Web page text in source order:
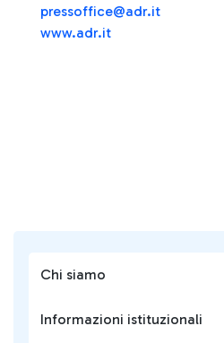
Chi siamo
Informazioni istituzionali
pressoffice@adr.it
www.adr.it